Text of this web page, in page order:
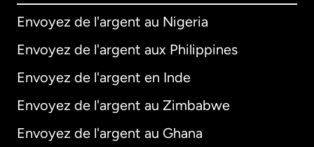
Envoyez de l'argent au Nigeria
Envoyez de l'argent aux Philippines
Envoyez de l'argent en Inde
Envoyez de l'argent au Zimbabwe
Envoyez de l'argent au Ghana